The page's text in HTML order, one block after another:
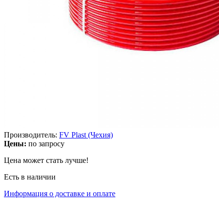
Производитель: FV Plast (Чехия)
Цены: по запросу
Цена может стать лучше!
Есть в наличии
Информация о доставке и оплате